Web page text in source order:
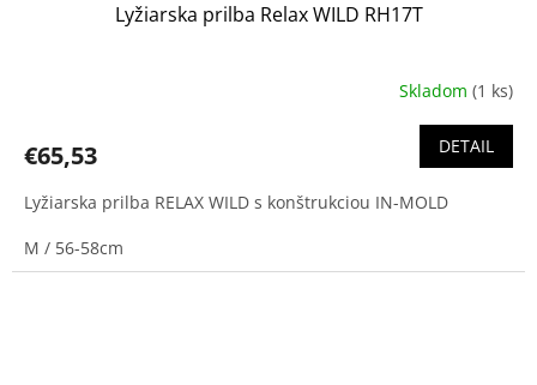
Lyžiarska prilba Relax WILD RH17T
Skladom (1 ks)
€65,53 DETAIL
Lyžiarska prilba RELAX WILD s konštrukciou IN-MOLD
M / 56-58cm